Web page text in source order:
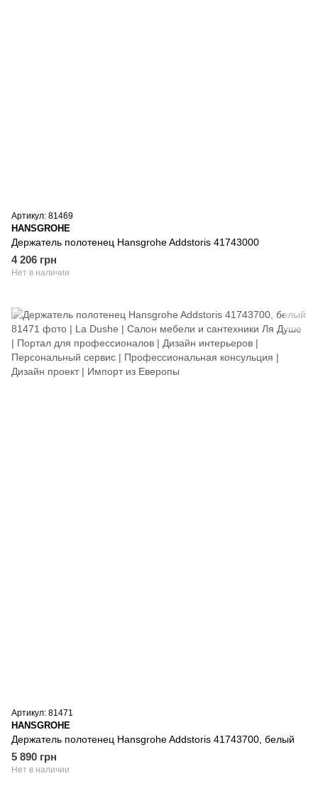
Артикул: 81469
HANSGROHE
Держатель полотенец Hansgrohe Addstoris 41743000
4 206 грн
Нет в наличии
Артикул: 81471
HANSGROHE
Держатель полотенец Hansgrohe Addstoris 41743700, белый
5 890 грн
Нет в наличии